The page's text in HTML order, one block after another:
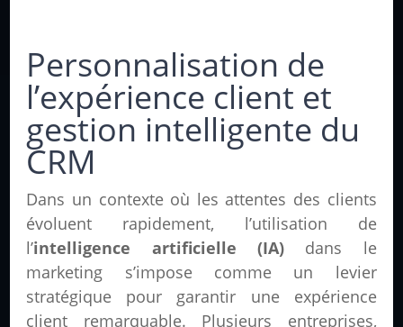
Personnalisation de
l’expérience client et
gestion intelligente du
CRM
Dans un contexte où les attentes des clients
évoluent rapidement, l’utilisation de
l’intelligence artificielle (IA) dans le
marketing s’impose comme un levier
stratégique pour garantir une expérience
client remarquable. Plusieurs entreprises,